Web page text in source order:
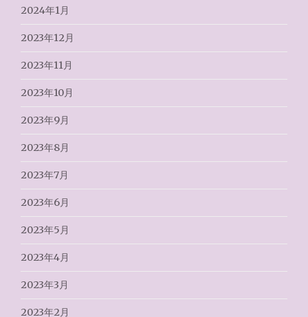
2024年1月
2023年12月
2023年11月
2023年10月
2023年9月
2023年8月
2023年7月
2023年6月
2023年5月
2023年4月
2023年3月
2023年2月